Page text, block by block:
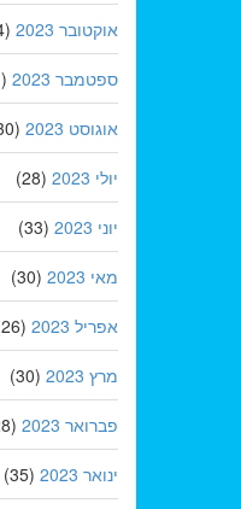
אוקטובר 2023 (24)
ספטמבר 2023 (31)
אוגוסט 2023 (30)
יולי 2023 (28)
יוני 2023 (33)
מאי 2023 (30)
אפריל 2023 (26)
מרץ 2023 (30)
פברואר 2023 (28)
ינואר 2023 (35)